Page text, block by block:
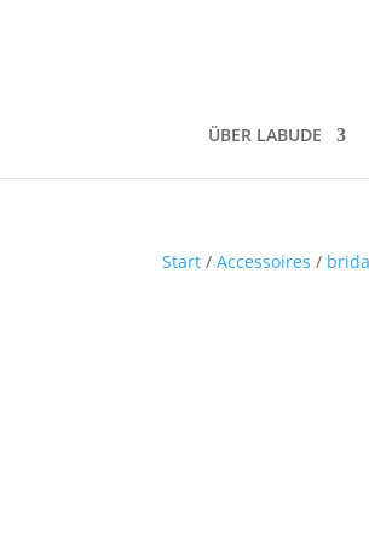
ÜBER LABUDE
Start /Accessoires /